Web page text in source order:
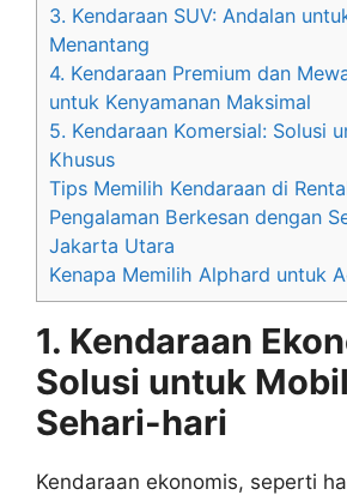
3. Kendaraan SUV: Andalan
Menantang
4. Kendaraan Premium dan
untuk Kenyamanan Maksimal
5. Kendaraan Komersial: Solusi
Khusus
Tips Memilih Kendaraan di
Pengalaman Berkesan dengan
Jakarta Utara
Kenapa Memilih Alphard untuk
1. Kendaraan
Solusi untuk
Sehari-hari
Kendaraan ekonomis, seperti